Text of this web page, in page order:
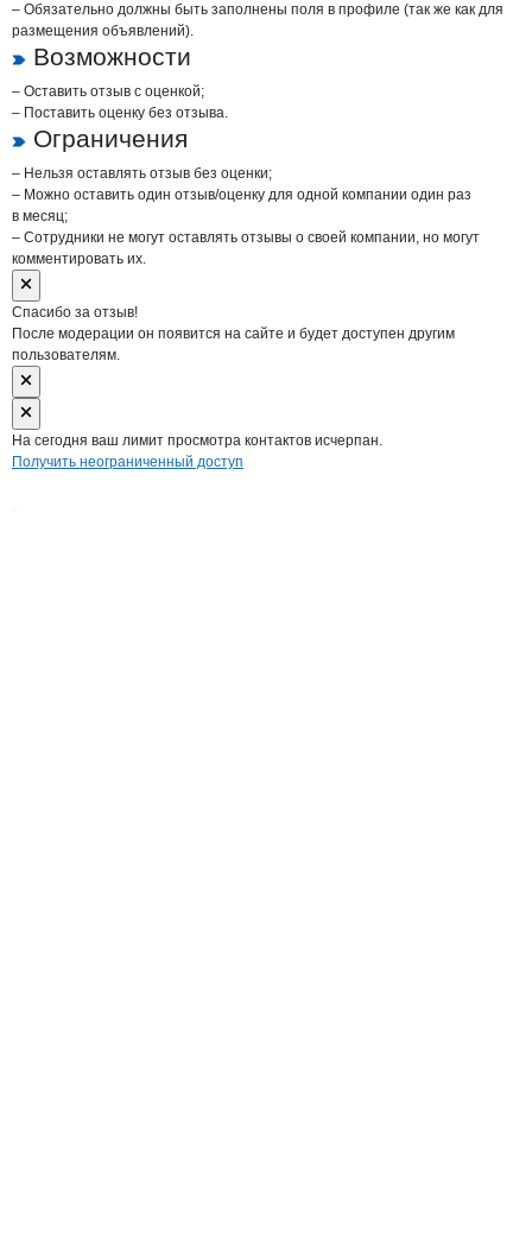
– Обязательно должны быть заполнены поля в профиле (так же как для
размещения объявлений).
Возможности
– Оставить отзыв с оценкой;
– Поставить оценку без отзыва.
Ограничения
– Нельзя оставлять отзыв без оценки;
– Можно оставить один отзыв/оценку для одной компании один раз
в месяц;
– Сотрудники не могут оставлять отзывы о своей компании, но могут
комментировать их.
Спасибо за отзыв!
После модерации он появится на сайте и будет доступен другим
пользователям.
На сегодня ваш лимит просмотра контактов исчерпан.
Получить неограниченный доступ